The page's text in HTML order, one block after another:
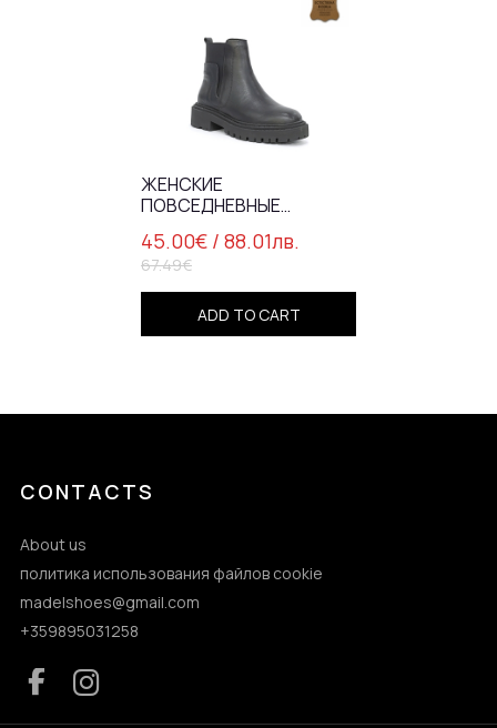
45.00€ / 88.01лв.
67.49€
ЖЕНСКИЕ
ПОВСЕДНЕВНЫЕ
НАТУРАЛЬНОЙ КОЖИ
ЧЕРНОГО ЦВЕТА/76694
ADD TO CART
CONTACTS
About us
политика использования файлов cookie
madelshoes@gmail.com
+359895031258